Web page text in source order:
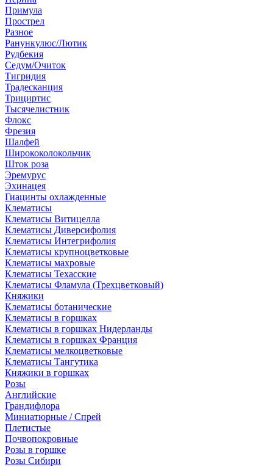
Примула
Прострел
Разное
Ранункулюс/Лютик
Рудбекия
Седум/Очиток
Тигридия
Традесканция
Трициртис
Тысячелистник
Флокс
Фрезия
Шалфей
Ширококолокольчик
Шток роза
Эремурус
Эхинацея
Гиацинты охлажденные
Клематисы
Клематисы Витицелла
Клематисы Диверсифолия
Клематисы Интегрифолия
Клематисы крупноцветковые
Клематисы махровые
Клематисы Техасские
Клематисы Фламула (Трехцветковый)
Княжики
Клематисы ботанические
Клематисы в горшках
Клематисы в горшках Нидерланды
Клематисы в горшках Франция
Клематисы мелкоцветковые
Клематисы Тангутика
Княжики в горшках
Розы
Английские
Грандифлора
Миниатюрные / Спрей
Плетистые
Почвопокровные
Розы в горшке
Розы Сибири